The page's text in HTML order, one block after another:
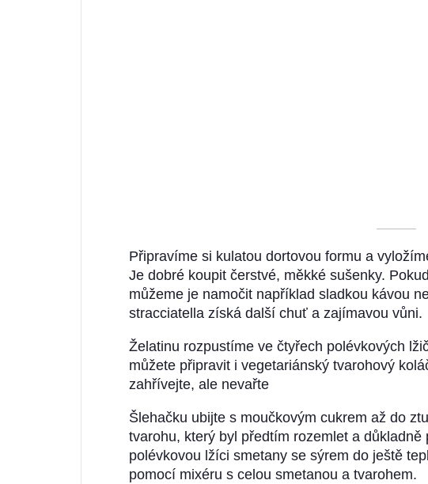
––––––––––
Připravíme si kulatou dortovou formu a
Je dobré koupit čerstvé, měkké sušenky.
můžeme je namočit například sladkou kávou
stracciatella získá další chuť a zajímavou vůni.
Želatinu rozpustíme ve čtyřech polévkových
můžete připravit i vegetariánský tvarohový
zahřívejte, ale nevařte
Šlehačku ubijte s moučkovým cukrem až do
tvarohu, který byl předtím rozemlet a důkladně
polévkovou lžíci smetany se sýrem do ještě
pomocí mixéru s celou smetanou a tvarohem.